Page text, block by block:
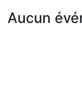
Aucun